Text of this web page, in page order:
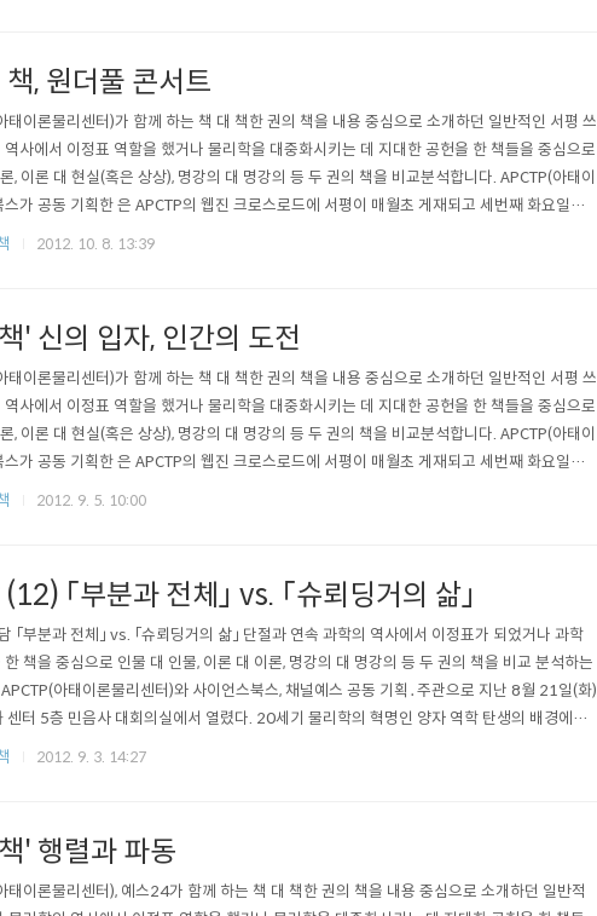
, 원더풀 콘서트
태이론물리센터)가 함께 하는 책 대 책한 권의 책을 내용 중심으로 소개하던 일반적인 서평 쓰
사에서 이정표 역할을 했거나 물리학을 대중화시키는 데 지대한 공헌을 한 책들을 중심으로
, 이론 대 현실(혹은 상상), 명강의 대 명강의 등 두 권의 책을 비교분석합니다. APCTP(아태이
가 공동 기획한 은 APCTP의 웹진 크로스로드에 서평이 매월초 게재되고 세번째 화요일에
.(대담 일정은 사정에 따라 변경될 수 있습니다.) * 이번 10월 공개 대담은 평소와 다르게 1
2012. 10. 8. 13:39
' 신의 입자, 인간의 도전
태이론물리센터)가 함께 하는 책 대 책한 권의 책을 내용 중심으로 소개하던 일반적인 서평 쓰
사에서 이정표 역할을 했거나 물리학을 대중화시키는 데 지대한 공헌을 한 책들을 중심으로
, 이론 대 현실(혹은 상상), 명강의 대 명강의 등 두 권의 책을 비교분석합니다. APCTP(아태이
가 공동 기획한 은 APCTP의 웹진 크로스로드에 서평이 매월초 게재되고 세번째 화요일에
.(대담 일정은 사정에 따라 변경될 수 있습니다.) * 이번 9월 공개 대담은 9월 20일, 목요일
2012. 9. 5. 10:00
「부분과 전체」 vs. 「슈뢰딩거의 삶」
「부분과 전체」 vs. 「슈뢰딩거의 삶」 단절과 연속 과학의 역사에서 이정표가 되었거나 과학
책을 중심으로 인물 대 인물, 이론 대 이론, 명강의 대 명강의 등 두 권의 책을 비교 분석하는
아태이론물리센터)와 사이언스북스, 채널예스 공동 기획․주관으로 지난 8월 21일(화)
센터 5층 민음사 대회의실에서 열렸다. 20세기 물리학의 혁명인 양자 역학 탄생의 배경에는
르빈 슈뢰딩거라는 두 주역이 있었다. 하이젠베르크의 행렬 역학(1925)과 슈뢰딩거의 파동
2012. 9. 3. 14:27
' 행렬과 파동
태이론물리센터), 예스24가 함께 하는 책 대 책한 권의 책을 내용 중심으로 소개하던 일반적